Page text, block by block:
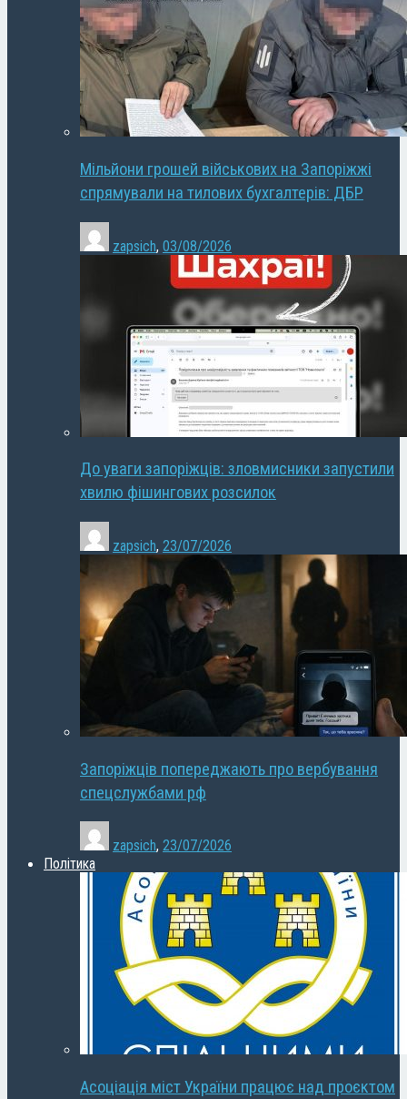
Мільйони грошей військових на Запоріжжі
спрямували на тилових бухгалтерів: ДБР
zapsich, 03/08/2026
До уваги запоріжців: зловмисники запустили
хвилю фішингових розсилок
zapsich, 23/07/2026
Запоріжців попереджають про вербування
спецслужбами рф
zapsich, 23/07/2026
Політика
Асоціація міст України працює над проєктом